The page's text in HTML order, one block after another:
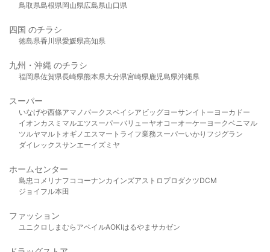
鳥取県島根県岡山県広島県山口県
四国 のチラシ
徳島県香川県愛媛県高知県
九州・沖縄 のチラシ
福岡県佐賀県長崎県熊本県大分県宮崎県鹿児島県沖縄県
スーパー
いなげや西條アマノパークスベイシア ビッグヨーサンイトーヨーカドー
イオンカスミ マルエツスーパーバリューヤオコーオーケー ヨークベニマル
ツルヤマルト オギノ エスマート ライフ業務スーパーいかり フジグラン
ダイレックスサンエーイズミヤ
ホームセンター
島忠 コメリ ナフコ コーナンカインズアストロプロダクツDCM
ジョイフル本田
ファッション
ユニクロ しまむら アベイルAOKIはるやま サカゼン